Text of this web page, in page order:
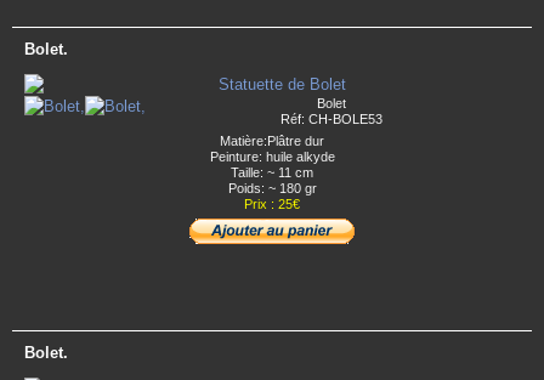
Bolet.
Bolet
Réf: CH-BOLE53
Matière:Plâtre dur
Peinture: huile alkyde
Taille: ~ 11 cm
Poids: ~ 180 gr
Prix : 25€
Bolet.